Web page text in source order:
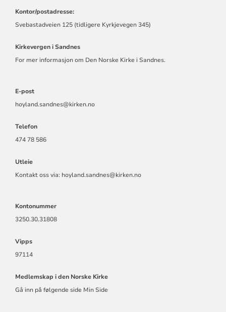
Kontor/postadresse:
Svebastadveien 125 (tidligere Kyrkjevegen 345)
Kirkevergen i Sandnes
For mer informasjon om Den Norske Kirke i Sandnes.
E-post
hoyland.sandnes@kirken.no
Telefon
474 78 586
Utleie
Kontakt oss via: hoyland.sandnes@kirken.no
Kontonummer
3250.30.31808
Vipps
97114
Medlemskap i den Norske Kirke
Gå inn på følgende side Min Side